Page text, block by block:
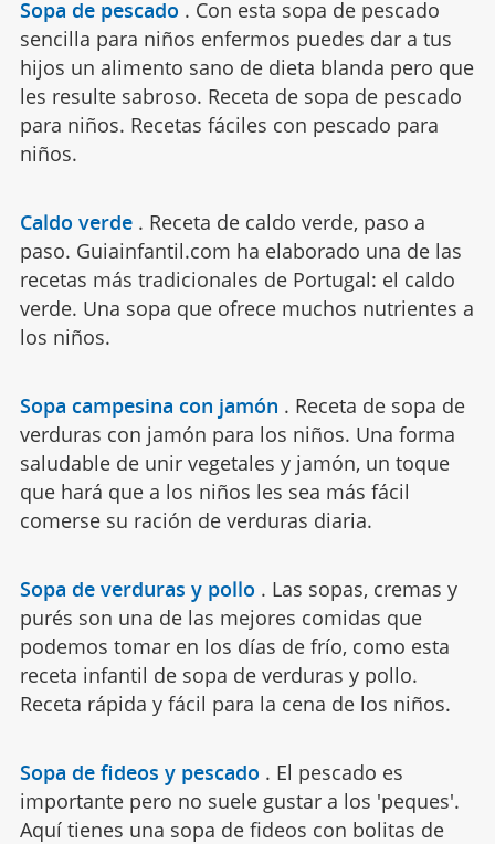
Sopa de pescado . Con esta sopa de pescado
sencilla para niños enfermos puedes dar a tus
hijos un alimento sano de dieta blanda pero que
les resulte sabroso. Receta de sopa de pescado
para niños. Recetas fáciles con pescado para
niños.
Caldo verde . Receta de caldo verde, paso a
paso. Guiainfantil.com ha elaborado una de las
recetas más tradicionales de Portugal: el caldo
verde. Una sopa que ofrece muchos nutrientes a
los niños.
Sopa campesina con jamón . Receta de sopa de
verduras con jamón para los niños. Una forma
saludable de unir vegetales y jamón, un toque
que hará que a los niños les sea más fácil
comerse su ración de verduras diaria.
Sopa de verduras y pollo . Las sopas, cremas y
purés son una de las mejores comidas que
podemos tomar en los días de frío, como esta
receta infantil de sopa de verduras y pollo.
Receta rápida y fácil para la cena de los niños.
Sopa de fideos y pescado . El pescado es
importante pero no suele gustar a los 'peques'.
Aquí tienes una sopa de fideos con bolitas de